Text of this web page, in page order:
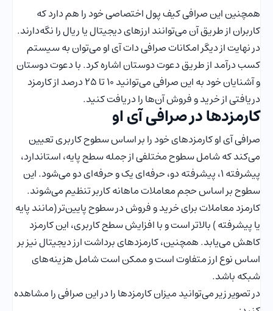
همچنین این صرافی کیف پول اختصاصی خود را هم دارد که
کاربران از طریق آن می‌توانند ارزهای دیجیتال یا ریال را نگه‌دارند.
در نهایت از دیگر امکانات صرافی دات آی او می‌توان به سیستم
کسب درآمد از طریق دعوت دوستان اشاره کرد. با دعوت دوستان
و آشنایان خود به این صرافی می‌توانید ۱۰ تا ۲۵ درصد از کارمزد
دریافتی از خرید و فروش آن‌ها را دریافت کنید.
کارمزدها در صرافی آی او
صرافی آی او کارمزدهای خود را بر اساس سطوح کاربری تعیین
می‌کند که شامل سطوح مختلفی از جمله سطح پایه، استاندارد،
پیشرفته 1، پیشرفته دو، حرفه‌ای یک و حرفه‌ای دو می‌شود. این
سطوح بر اساس حجم معاملات ماهانه کاربر تنظیم می‌شوند.
کارمزد معاملات برای خرید و فروش در سطوح پایین‌تر (مانند پایه
یا پیشرفته ) بالاتر است و با افزایش سطح کاربری، این کارمزد
کاهش می‌یابد. همچنین، کارمزدهای برداشت ارز دیجیتال نیز بر
اساس نوع ارز متفاوت است و ممکن است شامل هزینه‌های
شبکه باشد.
در تصویر زیر می‌توانید میزان کارمزدها را در این صرافی را مشاهده